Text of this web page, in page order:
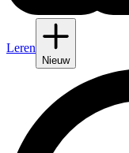
Leren
Nieuw